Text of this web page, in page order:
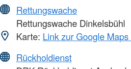
Rettungswache
Rettungswache Dinkelsbühl
Karte: Link zur Google
Rückholdienst